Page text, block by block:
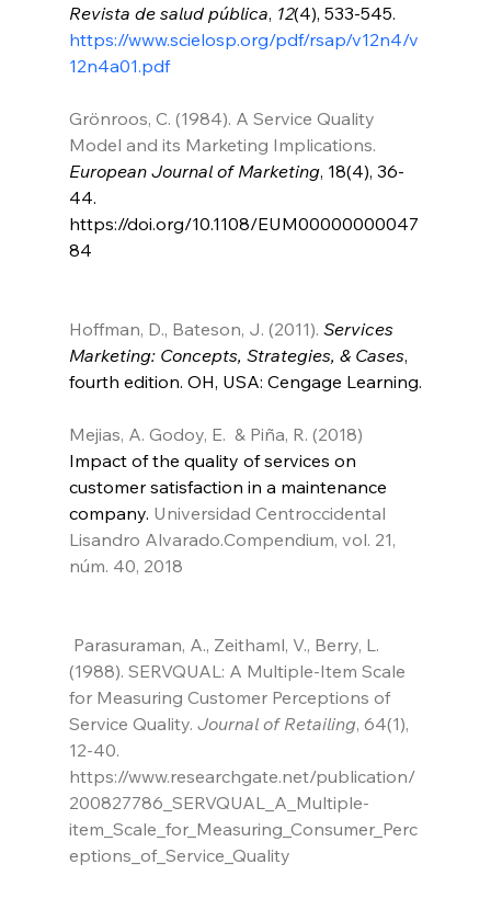
Revista de salud pública, 12(4), 533-545.
https://www.scielosp.org/pdf/rsap/v12n4/v
12n4a01.pdf
Grönroos, C. (1984). A Service Quality
Model and its Marketing Implications.
European Journal of Marketing, 18(4), 36-
44.
https://doi.org/10.1108/EUM00000000047
84
Hoffman, D., Bateson, J. (2011). Services
Marketing: Concepts, Strategies, & Cases,
fourth edition. OH, USA: Cengage Learning.
Mejias, A. Godoy, E.  & Piña, R. (2018)
Impact of the quality of services on
customer satisfaction in a maintenance
company. Universidad Centroccidental
Lisandro Alvarado.Compendium, vol. 21,
núm. 40, 2018
Parasuraman, A., Zeithaml, V., Berry, L.
(1988). SERVQUAL: A Multiple-Item Scale
for Measuring Customer Perceptions of
Service Quality. Journal of Retailing, 64(1),
12-40.
https://www.researchgate.net/publication/
200827786_SERVQUAL_A_Multiple-
item_Scale_for_Measuring_Consumer_Perc
eptions_of_Service_Quality